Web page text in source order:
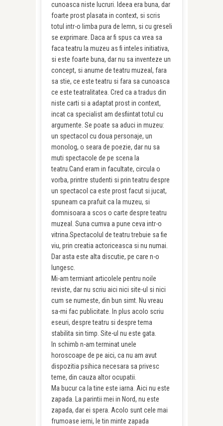
cunoasca niste lucruri. Ideea era buna, dar
foarte prost plasata in context, si scris
totul intr-o limba pura de lemn, si cu greseli
se exprimare. Daca ar fi spus ca vrea sa
faca teatru la muzeu as fi inteles initiativa,
si este foarte buna, dar nu sa inventeze un
concept, si anume de teatru muzeal, fara
sa stie, ce este teatru si fara sa cunoasca
ce este teatralitatea. Cred ca a tradus din
niste carti si a adaptat prost in context,
incat ca specialist am desfiintat totul cu
argumente. Se poate sa aduci in muzeu:
un spectacol cu doua personaje, un
monolog, o seara de poezie, dar nu sa
muti spectacole de pe scena la
teatru.Cand eram in facultate, circula o
vorba, printre studenti si prin teatru despre
un spectacol ca este prost facut si jucat,
spuneam ca prafuit ca la muzeu, si
domnisoara a scos o carte despre teatru
muzeal. Suna cumva a pune ceva intr-o
vitrina.Spectacolul de teatru trebuie sa fie
viu, prin creatia actoriceasca si nu numai.
Dar asta este alta discutie, pe care n-o
lungesc.
Mi-am termiant articolele pentru noile
reviste, dar nu scriu aici nici site-ul si nici
cum se numeste, din bun simt. Nu vreau
sa-mi fac publicitate. In plus acolo scriu
eseuri, despre teatru si despre tema
stabilita sin timp. Site-ul nu este gata.
In schimb n-am terminat unele
horoscoape de pe aici, ca nu am avut
dispozitia psihica necesara sa privesc
teme, din cauza altor ocupatii.
Ma bucur ca la tine este iarna. Aici nu este
zapada. La parintii mei in Nord, nu este
zapada, dar ei spera. Acolo sunt cele mai
frumoase ierni, le tin minte zapada